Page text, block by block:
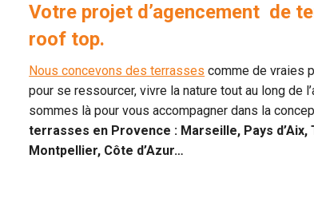
Votre projet d’agencement de
roof top.
Nous concevons des terrasses comme de vraies
pour se ressourcer, vivre la nature tout au long de
sommes là pour vous accompagner dans la
terrasses en Provence : Marseille, Pays d’Aix,
Montpellier, Côte d’Azur…